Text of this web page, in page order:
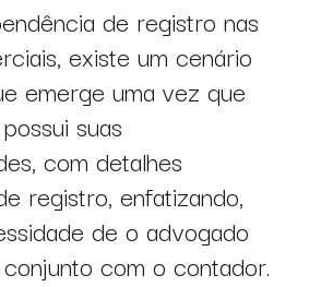
de registro nas
existe um cenário
emerge uma vez que
suas
com detalhes
registro, enfatizando,
de o advogado
com o contador.